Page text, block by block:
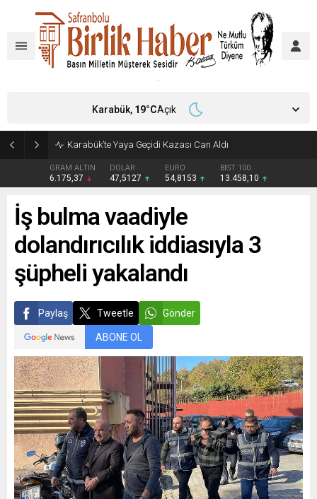
Karabük’te Yaya Geçidi Kazası Can Aldı
GRAM ALTIN
6.175,37
DOLAR
47,5127
EURO
54,8153
BIST 100
13.458,10
Karabük, 19°CAçık
İş bulma vaadiyle
dolandırıcılık iddiasıyla 3
şüpheli yakalandı
Paylaş Tweetle Gönder
ABONE OL